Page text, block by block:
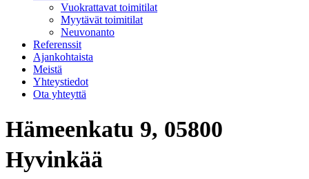
Vuokrattavat toimitilat
Myytävät toimitilat
Neuvonanto
Referenssit
Ajankohtaista
Meistä
Yhteystiedot
Ota yhteyttä
Hämeenkatu 9, 05800
Hyvinkää